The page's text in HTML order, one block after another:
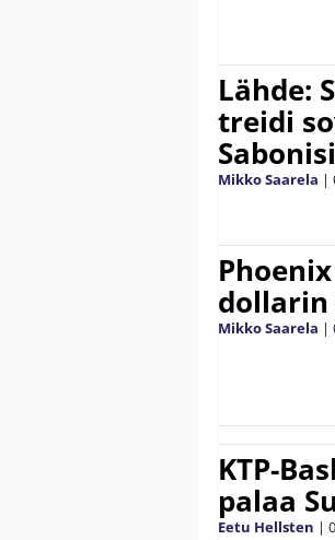
Lähde:
treidi
Mikko Saarela |
dollarin
Mikko Saarela |
KTP-
palaa
Eetu Hellsten |